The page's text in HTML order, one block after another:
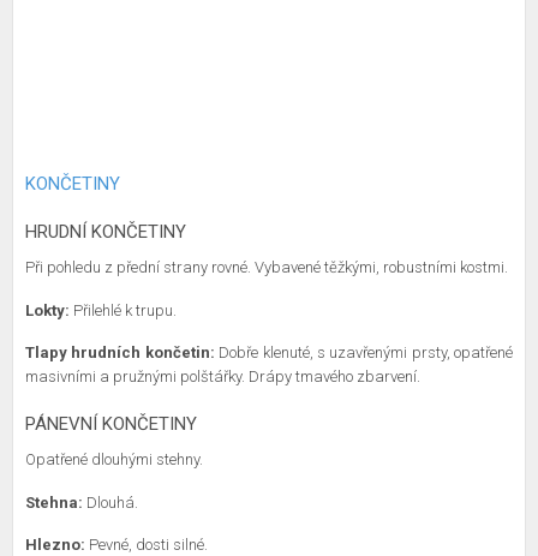
KONČETINY
HRUDNÍ KONČETINY
Při pohledu z přední strany rovné. Vybavené těžkými, robustními kostmi.
Lokty: Přilehlé k trupu.
Tlapy hrudních končetin: Dobře klenuté, s uzavřenými prsty, opatřené
masivními a pružnými polštářky. Drápy tmavého zbarvení.
PÁNEVNÍ KONČETINY
Opatřené dlouhými stehny.
Stehna: Dlouhá.
Hlezno: Pevné, dosti silné.